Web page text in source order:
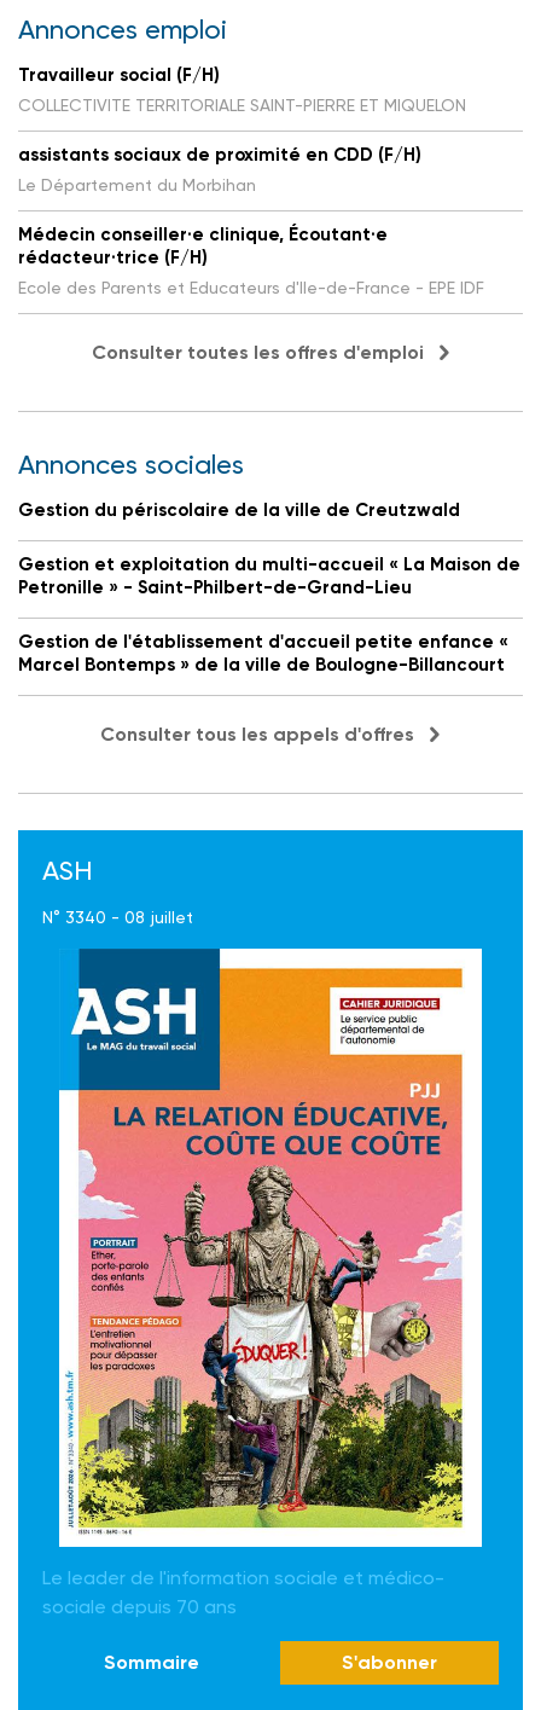
Annonces emploi
Travailleur social (F/H)
COLLECTIVITE TERRITORIALE SAINT-PIERRE ET MIQUELON
assistants sociaux de proximité en CDD (F/H)
Le Département du Morbihan
Médecin conseiller·e clinique, Écoutant·e
rédacteur·trice (F/H)
Ecole des Parents et Educateurs d'Ile-de-France - EPE IDF
Consulter toutes les offres d'emploi
Annonces sociales
Gestion du périscolaire de la ville de Creutzwald
Gestion et exploitation du multi-accueil « La Maison de
Petronille » - Saint-Philbert-de-Grand-Lieu
Gestion de l'établissement d'accueil petite enfance «
Marcel Bontemps » de la ville de Boulogne-Billancourt
Consulter tous les appels d'offres
ASH
N° 3340 - 08 juillet
Le leader de l'information sociale et médico-
sociale depuis 70 ans
Sommaire S'abonner